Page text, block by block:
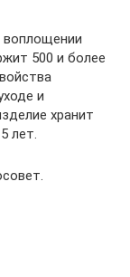
воплощении
500 и более
и
хранит
лет.